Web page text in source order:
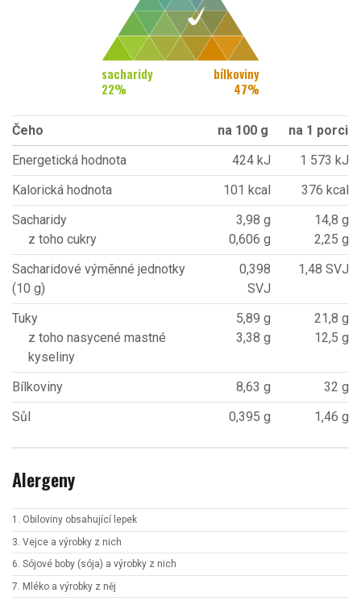
sacharidy
22%
bílkoviny
47%
Čeho na 100 g
na 1 porci
Energetická hodnota
424 kJ
1 573 kJ
Kalorická hodnota
101 kcal
376 kcal
Sacharidy
z toho cukry
3,98 g
0,606 g
14,8 g
2,25 g
Sacharidové výměnné jednotky
(10 g)
0,398
SVJ
1,48 SVJ
Tuky
z toho nasycené mastné
kyseliny
5,89 g
3,38 g
21,8 g
12,5 g
Bílkoviny 8,63 g
32 g
Sůl
0,395 g 1,46 g
Alergeny
1. Obiloviny obsahující lepek
3. Vejce a výrobky z nich
6. Sójové boby (sója) a výrobky z nich
7. Mléko a výrobky z něj